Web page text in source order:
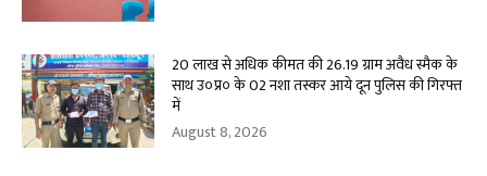
20 लाख से अधिक कीमत की 26.19 ग्राम अवैध स्मैक के
साथ उ०प्र० के 02 नशा तस्कर आये दून पुलिस की गिरफ्त
में
August 8, 2026